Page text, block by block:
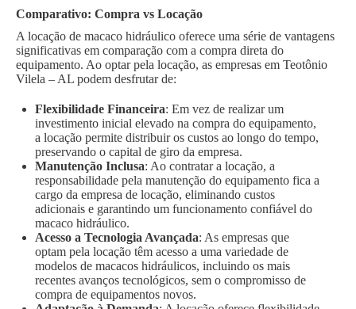
Comparativo: Compra vs Locação
A locação de macaco hidráulico oferece uma série de vantagens
significativas em comparação com a compra direta do
equipamento. Ao optar pela locação, as empresas em Teotônio
Vilela – AL podem desfrutar de:
Flexibilidade Financeira: Em vez de realizar um
investimento inicial elevado na compra do equipamento,
a locação permite distribuir os custos ao longo do tempo,
preservando o capital de giro da empresa.
Manutenção Inclusa: Ao contratar a locação, a
responsabilidade pela manutenção do equipamento fica a
cargo da empresa de locação, eliminando custos
adicionais e garantindo um funcionamento confiável do
macaco hidráulico.
Acesso a Tecnologia Avançada: As empresas que
optam pela locação têm acesso a uma variedade de
modelos de macacos hidráulicos, incluindo os mais
recentes avanços tecnológicos, sem o compromisso de
compra de equipamentos novos.